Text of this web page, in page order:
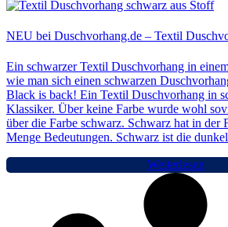
NEU bei Duschvorhang.de – Textil
Ein schwarzer Textil Duschvorhang in
wie man sich einen schwarzen
Black is back! Ein Textil Duschvorhang in
Klassiker. Über keine Farbe wurde wohl
über die Farbe schwarz. Schwarz hat in der
Menge Bedeutungen. Schwarz ist die
Weiterlesen